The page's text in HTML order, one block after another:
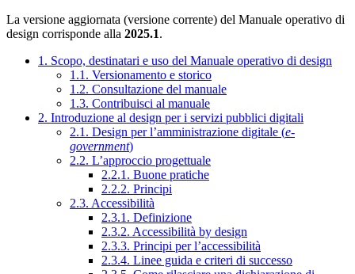
La versione aggiornata (versione corrente) del Manuale operativo di
design corrisponde alla 2025.1.
1. Scopo, destinatari e uso del Manuale operativo di design
1.1. Versionamento e storico
1.2. Consultazione del manuale
1.3. Contribuisci al manuale
2. Introduzione al design per i servizi pubblici digitali
2.1. Design per l’amministrazione digitale (e-
government)
2.2. L’approccio progettuale
2.2.1. Buone pratiche
2.2.2. Principi
2.3. Accessibilità
2.3.1. Definizione
2.3.2. Accessibilità by design
2.3.3. Principi per l’accessibilità
2.3.4. Linee guida e criteri di successo